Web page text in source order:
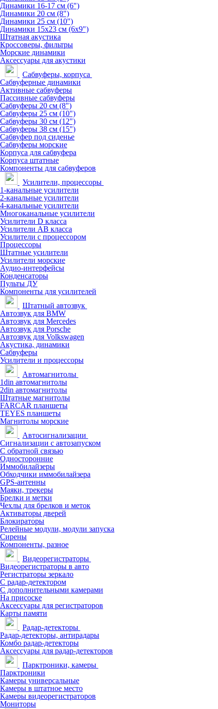
Динамики 16-17 см (6")
Динамики 20 см (8")
Динамики 25 см (10")
Динамики 15х23 см (6х9")
Штатная акустика
Кроссоверы, фильтры
Морские динамики
Аксессуары для акустики
Сабвуферы, корпуса
Сабвуферные динамики
Активные сабвуферы
Пассивные сабвуферы
Сабвуферы 20 см (8")
Сабвуферы 25 см (10")
Сабвуферы 30 см (12")
Сабвуферы 38 см (15")
Сабвуфер под сиденье
Сабвуферы морские
Корпуса для сабвуфера
Корпуса штатные
Компоненты для сабвуферов
Усилители, процессоры
1-канальные усилители
2-канальные усилители
4-канальные усилители
Многоканальные усилители
Усилители D класса
Усилители АВ класса
Усилители с процессором
Процессоры
Штатные усилители
Усилители морские
Аудио-интерфейсы
Конденсаторы
Пульты ДУ
Компоненты для усилителей
Штатный автозвук
Автозвук для BMW
Автозвук для Mercedes
Автозвук для Porsche
Автозвук для Volkswagen
Акустика, динамики
Сабвуферы
Усилители и процессоры
Автомагнитолы
1din автомагнитолы
2din автомагнитолы
Штатные магнитолы
FARCAR планшеты
TEYES планшеты
Магнитолы морские
Автосигнализации
Сигнализации с автозапуском
С обратной связью
Односторонние
Иммобилайзеры
Обходчики иммобилайзера
GPS-антенны
Маяки, трекеры
Брелки и метки
Чехлы для брелков и меток
Активаторы дверей
Блокираторы
Релейные модули, модули запуска
Сирены
Компоненты, разное
Видеорегистраторы
Видеорегистраторы в авто
Регистраторы зеркало
С радар-детектором
С дополнительными камерами
На присоске
Аксессуары для регистраторов
Карты памяти
Радар-детекторы
Радар-детекторы, антирадары
Комбо радар-детекторы
Аксессуары для радар-детекторов
Парктроники, камеры
Парктроники
Камеры универсальные
Камеры в штатное место
Камеры видеорегистраторов
Мониторы